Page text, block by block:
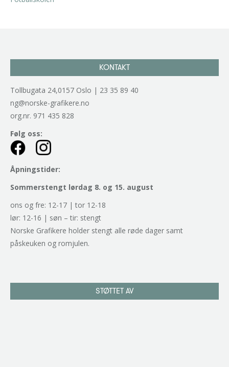
KONTAKT
Tollbugata 24,0157 Oslo | 23 35 89 40
ng@norske-grafikere.no
org.nr. 971 435 828
Følg oss:
Åpningstider:
Sommerstengt lørdag 8. og 15. august
ons og fre: 12-17 | tor 12-18
lør: 12-16 | søn – tir: stengt
Norske Grafikere holder stengt alle røde dager samt
påskeuken og romjulen.
STØTTET AV